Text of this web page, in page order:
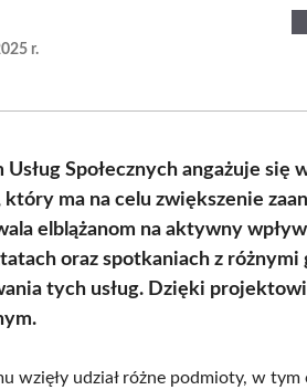
r.
Usług Społecznych angażuje
który ma na celu zwiększenie
elblążanom na aktywny
oraz spotkaniach z
tych usług. Dzięki
wzięły udział różne podmioty, w